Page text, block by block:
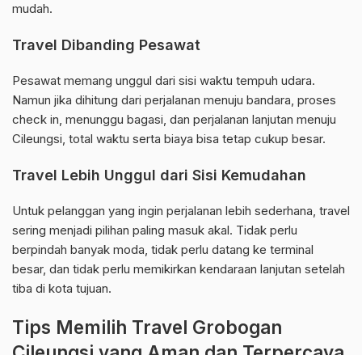
mudah.
Travel Dibanding Pesawat
Pesawat memang unggul dari sisi waktu tempuh udara.
Namun jika dihitung dari perjalanan menuju bandara, proses
check in, menunggu bagasi, dan perjalanan lanjutan menuju
Cileungsi, total waktu serta biaya bisa tetap cukup besar.
Travel Lebih Unggul dari Sisi Kemudahan
Untuk pelanggan yang ingin perjalanan lebih sederhana, travel
sering menjadi pilihan paling masuk akal. Tidak perlu
berpindah banyak moda, tidak perlu datang ke terminal
besar, dan tidak perlu memikirkan kendaraan lanjutan setelah
tiba di kota tujuan.
Tips Memilih Travel Grobogan